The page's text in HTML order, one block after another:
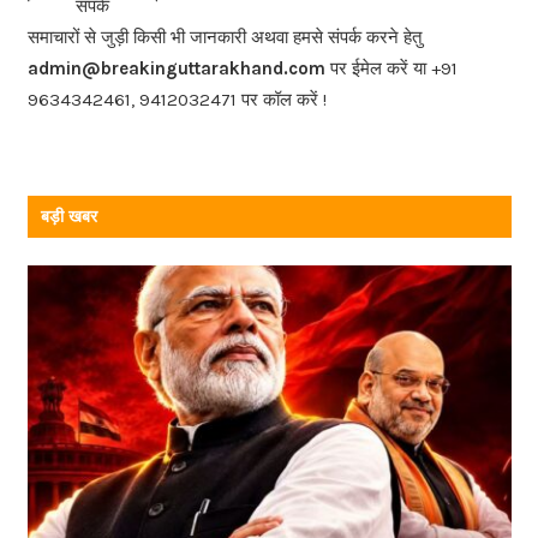
o
o
k
संपर्क
समाचारों से जुड़ी किसी भी जानकारी अथवा हमसे संपर्क करने हेतु
admin@breakinguttarakhand.com पर ईमेल करें या +91
9634342461, 9412032471 पर कॉल करें !
बड़ी खबर